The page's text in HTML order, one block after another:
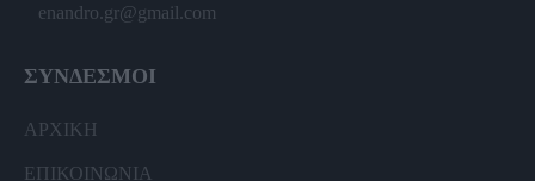
enandro.gr@gmail.com
ΣΥΝΔΕΣΜΟΙ
ΑΡΧΙΚΗ
ΕΠΙΚΟΙΝΩΝΙΑ